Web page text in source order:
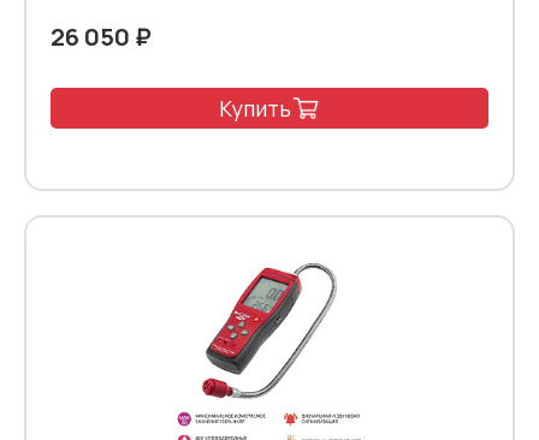
26 050 ₽
Купить